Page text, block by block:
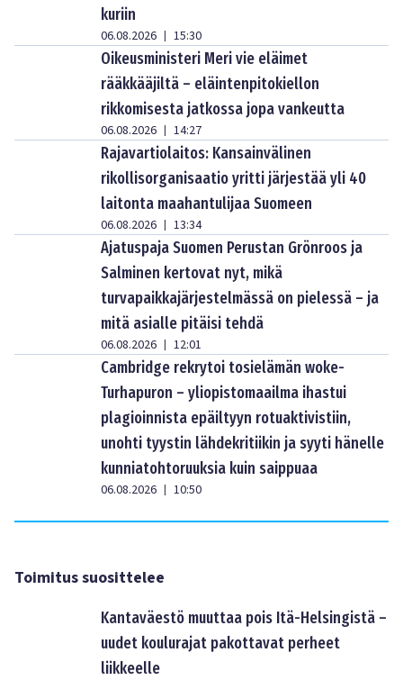
kuriin
06.08.2026 | 15:30
Oikeusministeri Meri vie eläimet
rääkkääjiltä – eläintenpitokiellon
rikkomisesta jatkossa jopa vankeutta
06.08.2026 | 14:27
Rajavartiolaitos: Kansainvälinen
rikollisorganisaatio yritti järjestää yli 40
laitonta maahantulijaa Suomeen
06.08.2026 | 13:34
Ajatuspaja Suomen Perustan Grönroos ja
Salminen kertovat nyt, mikä
turvapaikkajärjestelmässä on pielessä – ja
mitä asialle pitäisi tehdä
06.08.2026 | 12:01
Cambridge rekrytoi tosielämän woke-
Turhapuron – yliopistomaailma ihastui
plagioinnista epäiltyyn rotuaktivistiin,
unohti tyystin lähdekritiikin ja syyti hänelle
kunniatohtoruuksia kuin saippuaa
06.08.2026 | 10:50
Toimitus suosittelee
Kantaväestö muuttaa pois Itä-Helsingistä –
uudet koulurajat pakottavat perheet
liikkeelle